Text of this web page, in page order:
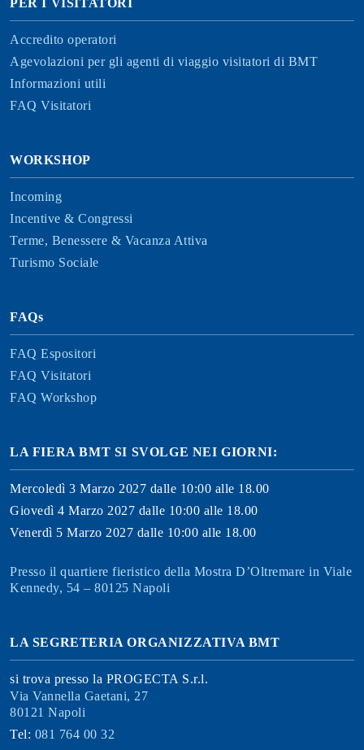
PER I VISITATORI
Accredito operatori
Agevolazioni per gli agenti di viaggio visitatori di BMT
Informazioni utili
FAQ Visitatori
WORKSHOP
Incoming
Incentive & Congressi
Terme, Benessere & Vacanza Attiva
Turismo Sociale
FAQs
FAQ Espositori
FAQ Visitatori
FAQ Workshop
LA FIERA BMT SI SVOLGE NEI GIORNI:
Mercoledì 3 Marzo 2027 dalle 10:00 alle 18.00
Giovedì 4 Marzo 2027 dalle 10:00 alle 18.00
Venerdì 5 Marzo 2027 dalle 10:00 alle 18.00
Presso il quartiere fieristico della Mostra D’Oltremare in Viale
Kennedy, 54 – 80125 Napoli
LA SEGRETERIA ORGANIZZATIVA BMT
si trova presso la PROGECTA S.r.l.
Via Vannella Gaetani, 27
80121 Napoli
Tel: 081 764 00 32